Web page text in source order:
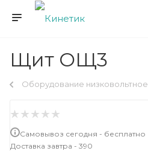
Щит ОЩ3
Оборудование низковольтное
Самовывоз сегодня - бесплатно
Доставка завтра - 390